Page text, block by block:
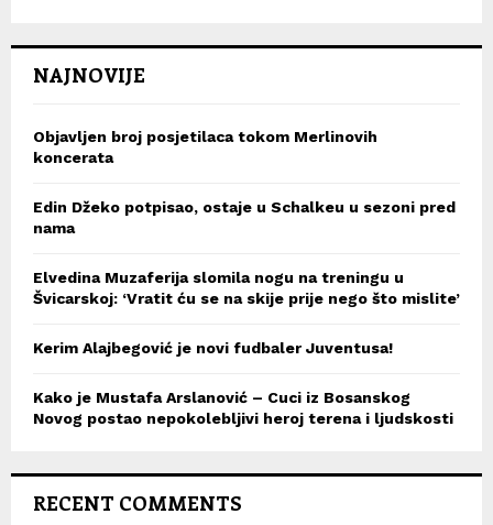
NAJNOVIJE
Objavljen broj posjetilaca tokom Merlinovih
koncerata
Edin Džeko potpisao, ostaje u Schalkeu u sezoni pred
nama
Elvedina Muzaferija slomila nogu na treningu u
Švicarskoj: ‘Vratit ću se na skije prije nego što mislite’
Kerim Alajbegović je novi fudbaler Juventusa!
Kako je Mustafa Arslanović – Cuci iz Bosanskog
Novog postao nepokolebljivi heroj terena i ljudskosti
RECENT COMMENTS